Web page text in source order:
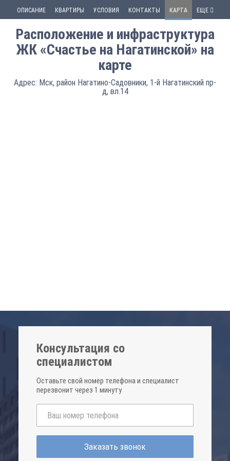
ОПИСАНИЕ КВАРТИРЫ УСЛОВИЯ КОНТАКТЫ КАРТА ЕЩЕ
Расположение и инфраструктура
ЖК «Счастье на Нагатинской» на
карте
Адрес: Мск, район Нагатино-Садовники, 1-й Нагатинский пр-
д, вл.14
Консультация со
специалистом
Оставьте свой номер телефона и специалист
перезвонит через 1 минуту
Заказать звонок